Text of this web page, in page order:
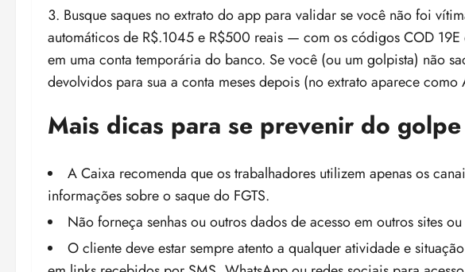
Busque saques no extrato do app para validar se você não foi
automáticos de R$.1045 e R$500 reais — com os códigos COD
em uma conta temporária do banco. Se você (ou um golpista) não
devolvidos para sua a conta meses depois (no extrato aparece como
Mais dicas para se prevenir do golpe
A Caixa recomenda que os trabalhadores utilizem apenas os
informações sobre o saque do FGTS.
Não forneça senhas ou outros dados de acesso em outros sites
O cliente deve estar sempre atento a qualquer atividade e